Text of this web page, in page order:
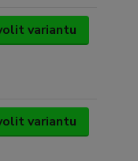
variantu
variantu